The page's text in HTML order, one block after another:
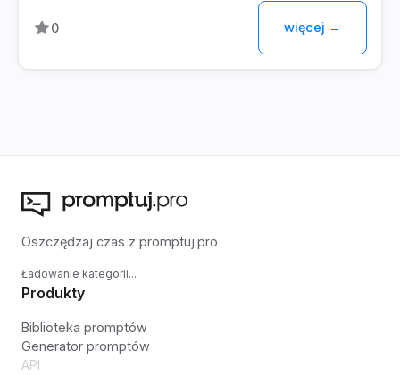
0 więcej →
Oszczędzaj czas z promptuj.pro
Ładowanie kategorii...
Produkty
Biblioteka promptów
Generator promptów
API